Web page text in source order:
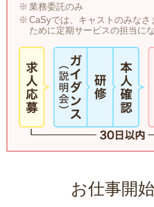
業務委託のみ
CaSyでは、キャストのみなさ
ために定期サービスの担当に
お仕事開